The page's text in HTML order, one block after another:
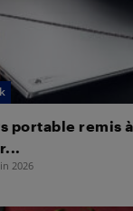
portable remis
2026